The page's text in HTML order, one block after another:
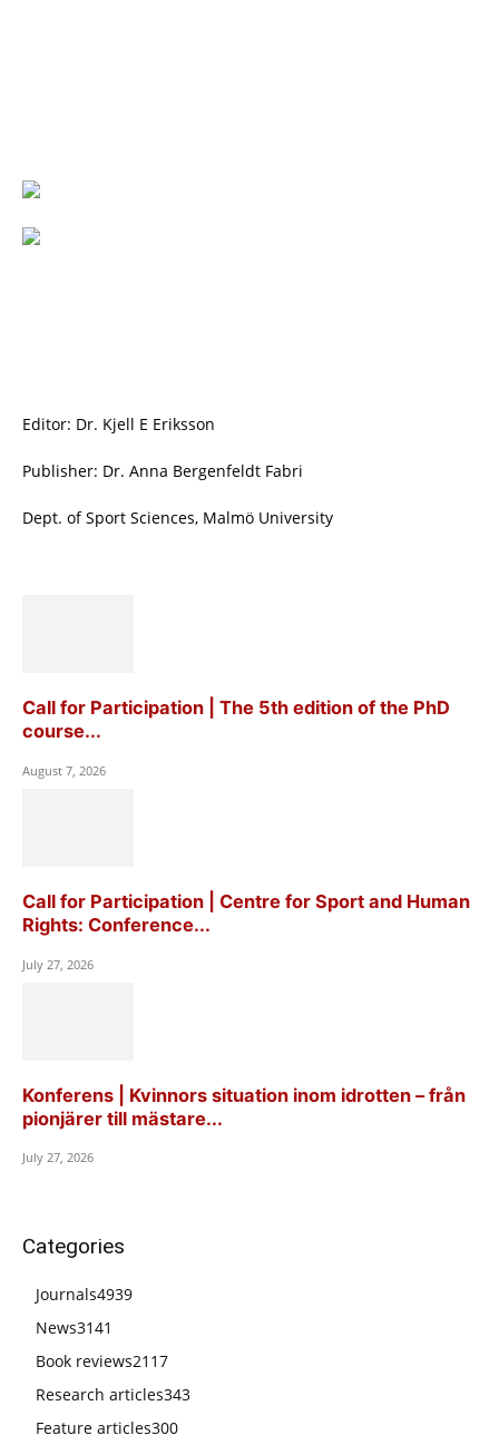
Editor: Dr. Kjell E Eriksson
Publisher: Dr. Anna Bergenfeldt Fabri
Dept. of Sport Sciences, Malmö University
Call for Participation | The 5th edition of the PhD
course...
August 7, 2026
Call for Participation | Centre for Sport and Human
Rights: Conference...
July 27, 2026
Konferens | Kvinnors situation inom idrotten – från
pionjärer till mästare...
July 27, 2026
Categories
Journals4939
News3141
Book reviews2117
Research articles343
Feature articles300